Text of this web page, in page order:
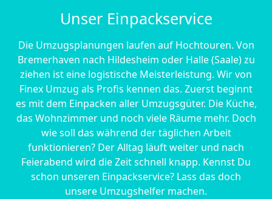
Unser Einpackservice
Die Umzugsplanungen laufen auf Hochtouren. Von
Bremer­haven nach Hildesheim oder Halle (Saale) zu
ziehen ist eine logistische Meisterleistung. Wir von
Finex Umzug als Profis kennen das. Zuerst beginnt
es mit dem Einpacken aller Umzugsgüter. Die Küche,
das Wohnzimmer und noch viele Räume mehr. Doch
wie soll das während der täglichen Arbeit
funktionieren? Der Alltag läuft weiter und nach
Feierabend wird die Zeit schnell knapp. Kennst Du
schon unseren Einpackservice? Lass das doch
unsere Umzugshelfer machen.